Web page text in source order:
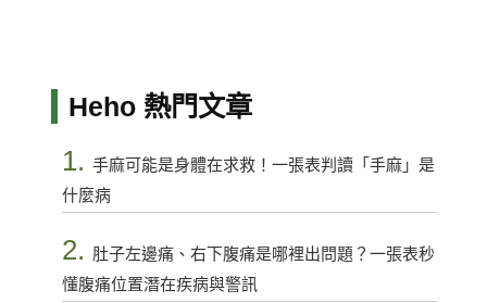
Heho 熱門文章
1. 手麻可能是身體在求救！一張表判讀「手麻」是
什麼病
2. 肚子左邊痛、右下腹痛是哪裡出問題？一張表秒
懂腹痛位置潛在疾病與警訊